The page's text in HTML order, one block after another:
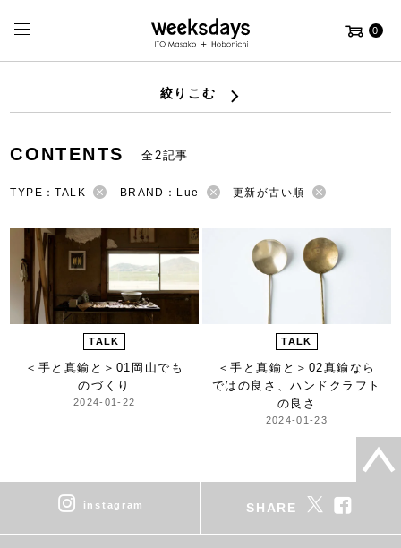
0
絞りこむ
CONTENTS 全2記事
TYPE：TALK BRAND：Lue 更新が古い順
TALK
＜手と真鍮と＞ 01岡山でも
のづくり
2024-01-22
TALK
＜手と真鍮と＞ 02真鍮なら
ではの良さ、ハンドクラフト
の良さ
2024-01-23
instagram SHARE